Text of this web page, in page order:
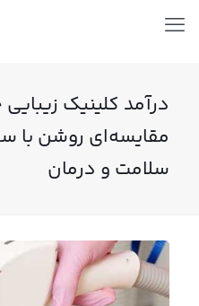
درآمد کلینیک
مقایسه‌ای روشن با
سلامت و درمان